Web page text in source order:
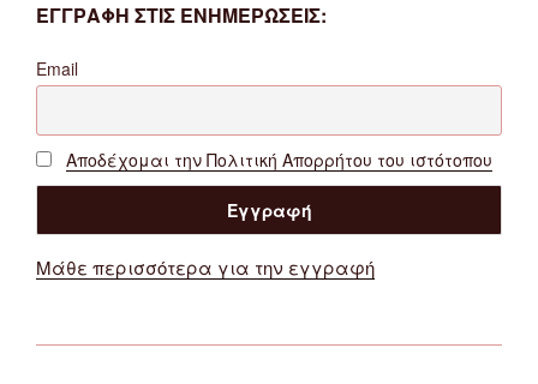
ΕΓΓΡΑΦΗ ΣΤΙΣ ΕΝΗΜΕΡΩΣΕΙΣ:
Email
Αποδέχομαι την Πολιτική Απορρήτου του ιστότοπου
Μάθε περισσότερα για την εγγραφή